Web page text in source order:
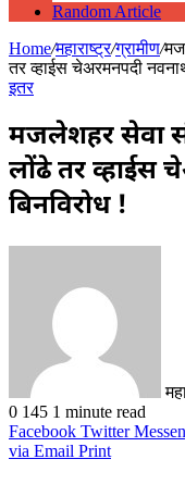
Random Article
Home/महाराष्ट्र/ग्रामीण/
तर व्हाईस चेअरमनपदी
इतर
मजलेशहर सेवा
लोंढे तर व्हाईस
बिनविरोध !
0 145 1 minute read
Facebook Twitter
via Email Print